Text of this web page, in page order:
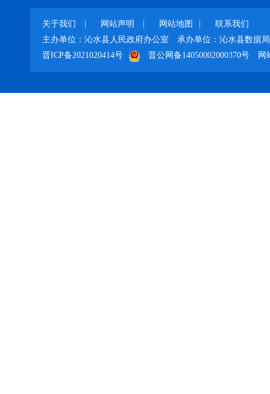
关于我们 网站声明 网站地图
联系我们
主办单位：沁水县人民政府办公室
承办单位：沁水县数据局
晋ICP备2021020414号
晋公网备14050002000370号 网